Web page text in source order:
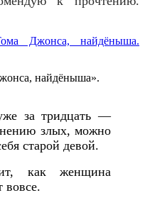
найдёныша».
за тридцать —
злых, можно
старой девой.
как женщина
вовсе.